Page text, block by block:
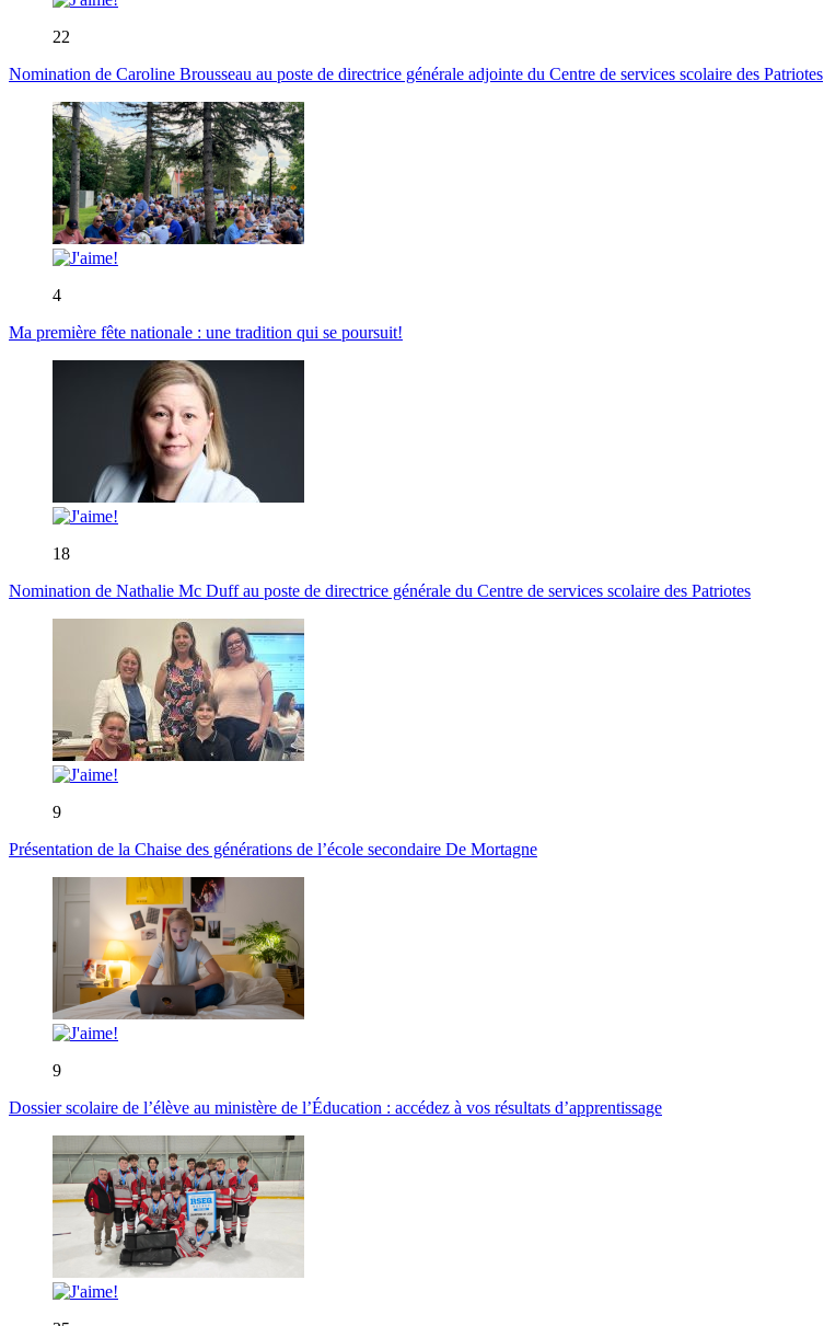
22
Nomination de Caroline Brousseau au poste de directrice générale adjointe du Centre de services scolaire des Patriotes
4
Ma première fête nationale : une tradition qui se poursuit!
18
Nomination de Nathalie Mc Duff au poste de directrice générale du Centre de services scolaire des Patriotes
9
Présentation de la Chaise des générations de l’école secondaire De Mortagne
9
Dossier scolaire de l’élève au ministère de l’Éducation : accédez à vos résultats d’apprentissage